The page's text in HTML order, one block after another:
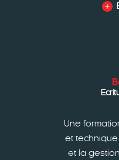
Une
et
et la